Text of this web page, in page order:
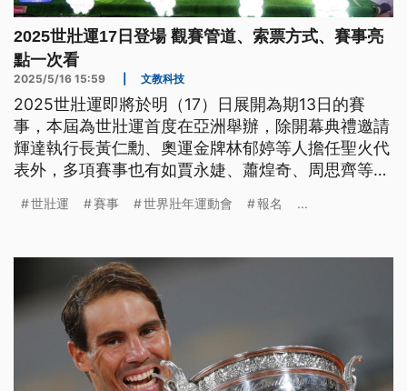
2025世壯運17日登場 觀賽管道、索票方式、賽事亮
點一次看
2025/5/16 15:59 文教科技
2025世壯運即將於明（17）日展開為期13日的賽
事，本屆為世壯運首度在亞洲舉辦，除開幕典禮邀請
輝達執行長黃仁勳、奧運金牌林郁婷等人擔任聖火代
表外，多項賽事也有如賈永婕、蕭煌奇、周思齊等名
若無法到場觀看，又有哪些線上收看管道？
世壯運 賽事 世界壯年運動會 報名 ...